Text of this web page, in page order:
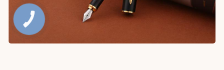
КНОПКА
ЗВ'ЯЗКУ